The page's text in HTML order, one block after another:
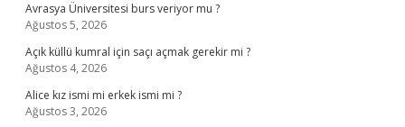
Avrasya Üniversitesi burs veriyor mu ?
Ağustos 5, 2026
Açık küllü kumral için saçı açmak gerekir mi ?
Ağustos 4, 2026
Alice kız ismi mi erkek ismi mi ?
Ağustos 3, 2026